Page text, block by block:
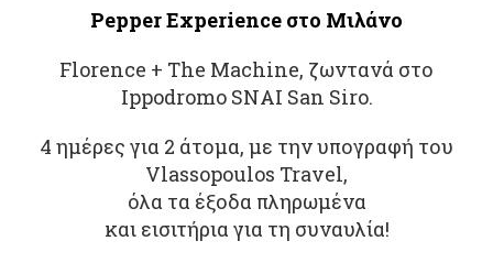
Pepper Experience στο Μιλάνο
Florence + The Machine, ζωντανά στο
Ippodromo SNAI San Siro.
4 ημέρες για 2 άτομα, με την υπογραφή του
Vlassopoulos Travel,
όλα τα έξοδα πληρωμένα
και εισιτήρια για τη συναυλία!